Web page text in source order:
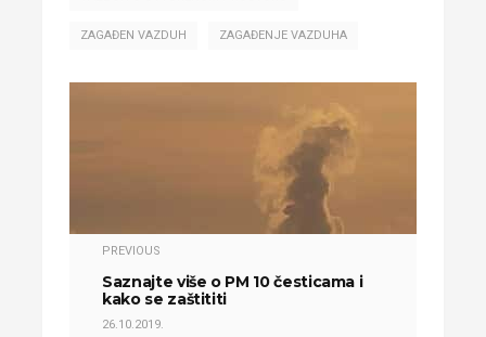
ZAGAĐEN VAZDUH ZAGAĐENJE VAZDUHA
PREVIOUS
Saznajte više o PM 10 česticama i
kako se zaštititi
26.10.2019.